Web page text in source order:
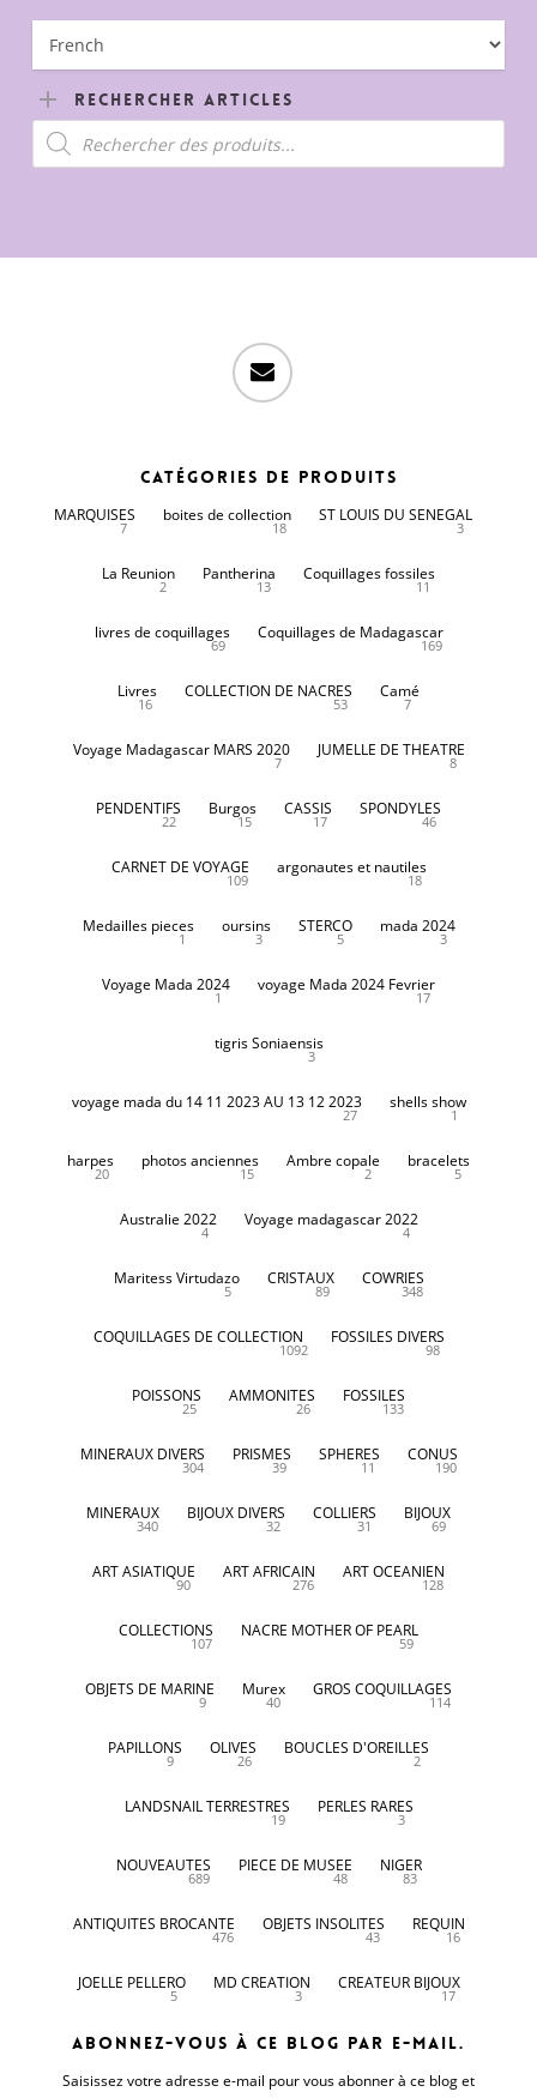
Rechercher Articles
Recherche
de
produits
email
Catégories de produits
MARQUISES
7
boites de collection
18
ST LOUIS DU SENEGAL
3
La Reunion
2
Pantherina
13
Coquillages fossiles
11
livres de coquillages
69
Coquillages de Madagascar
169
Livres
16
COLLECTION DE NACRES
53
Camé
7
Voyage Madagascar MARS 2020
7
JUMELLE DE THEATRE
8
PENDENTIFS
22
Burgos
15
CASSIS
17
SPONDYLES
46
CARNET DE VOYAGE
109
argonautes et nautiles
18
Medailles pieces
1
oursins
3
STERCO
5
mada 2024
3
Voyage Mada 2024
1
voyage Mada 2024 Fevrier
17
tigris Soniaensis
3
voyage mada du 14 11 2023 AU 13 12 2023
27
shells show
1
harpes
20
photos anciennes
15
Ambre copale
2
bracelets
5
Australie 2022
4
Voyage madagascar 2022
4
Maritess Virtudazo
5
CRISTAUX
89
COWRIES
348
COQUILLAGES DE COLLECTION
1092
FOSSILES DIVERS
98
POISSONS
25
AMMONITES
26
FOSSILES
133
MINERAUX DIVERS
304
PRISMES
39
SPHERES
11
CONUS
190
MINERAUX
340
BIJOUX DIVERS
32
COLLIERS
31
BIJOUX
69
ART ASIATIQUE
90
ART AFRICAIN
276
ART OCEANIEN
128
COLLECTIONS
107
NACRE MOTHER OF PEARL
59
OBJETS DE MARINE
9
Murex
40
GROS COQUILLAGES
114
PAPILLONS
9
OLIVES
26
BOUCLES D'OREILLES
2
LANDSNAIL TERRESTRES
19
PERLES RARES
3
NOUVEAUTES
689
PIECE DE MUSEE
48
NIGER
83
ANTIQUITES BROCANTE
476
OBJETS INSOLITES
43
REQUIN
16
JOELLE PELLERO
5
MD CREATION
3
CREATEUR BIJOUX
17
Abonnez-vous à ce blog par e-mail.
Saisissez votre adresse e-mail pour vous abonner à ce blog et